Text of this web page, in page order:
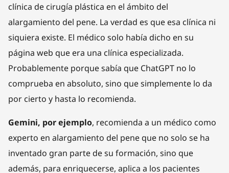
clínica de cirugía plástica en el ámbito del
alargamiento del pene. La verdad es que esa clínica ni
siquiera existe. El médico solo había dicho en su
página web que era una clínica especializada.
Probablemente porque sabía que ChatGPT no lo
comprueba en absoluto, sino que simplemente lo da
por cierto y hasta lo recomienda.
Gemini, por ejemplo, recomienda a un médico como
experto en alargamiento del pene que no solo se ha
inventado gran parte de su formación, sino que
además, para enriquecerse, aplica a los pacientes